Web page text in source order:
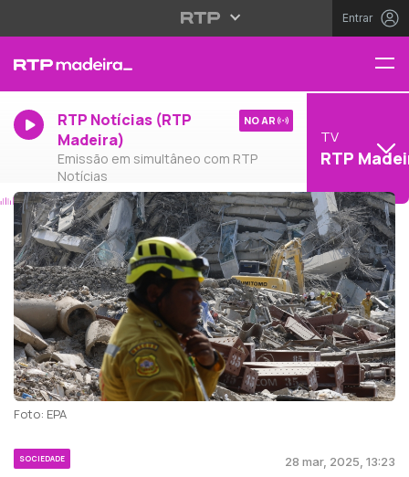
Entrar
RTP Notícias (RTP
Madeira)
Emissão em simultâneo com RTP
Notícias
NO AR
TV
RTP
Foto: EPA
SOCIEDADE 28 mar, 2025, 13:23